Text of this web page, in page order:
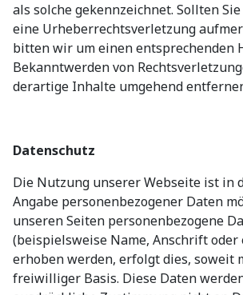
als solche gekennzeichnet. Sollten
eine Urheberrechtsverletzung
bitten wir um einen entsprechenden
Bekanntwerden von
derartige Inhalte umgehend
Datenschutz
Die Nutzung unserer Webseite ist in
Angabe personenbezogener Daten
unseren Seiten personenbezogene
(beispielsweise Name, Anschrift oder
erhoben werden, erfolgt dies, soweit
freiwilliger Basis. Diese Daten